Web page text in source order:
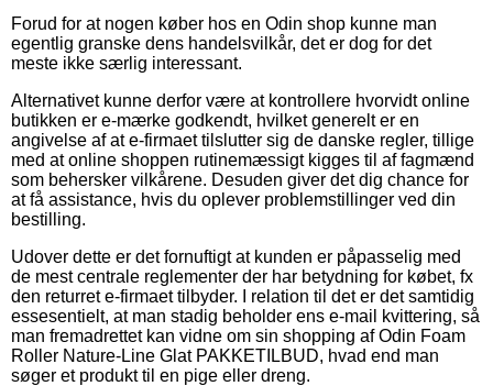
Forud for at nogen køber hos en Odin shop kunne man
egentlig granske dens handelsvilkår, det er dog for det
meste ikke særlig interessant.
Alternativet kunne derfor være at kontrollere hvorvidt online
butikken er e-mærke godkendt, hvilket generelt er en
angivelse af at e-firmaet tilslutter sig de danske regler, tillige
med at online shoppen rutinemæssigt kigges til af fagmænd
som behersker vilkårene. Desuden giver det dig chance for
at få assistance, hvis du oplever problemstillinger ved din
bestilling.
Udover dette er det fornuftigt at kunden er påpasselig med
de mest centrale reglementer der har betydning for købet, fx
den returret e-firmaet tilbyder. I relation til det er det samtidig
essesentielt, at man stadig beholder ens e-mail kvittering, så
man fremadrettet kan vidne om sin shopping af Odin Foam
Roller Nature-Line Glat PAKKETILBUD, hvad end man
søger et produkt til en pige eller dreng.